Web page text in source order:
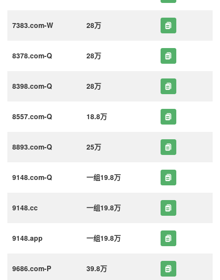
7383.com-W 28万
8378.com-Q 28万
8398.com-Q 28万
8557.com-Q 18.8万
8893.com-Q 25万
9148.com-Q 一组19.8万
9148.cc 一组19.8万
9148.app 一组19.8万
9686.com-P 39.8万